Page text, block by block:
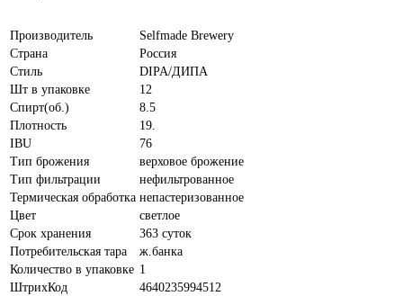
Производитель
Selfmade Brewery
Страна
Россия
Стиль
DIPA/ДИПА
Шт в упаковке
12
Спирт(об.)
8.5
Плотность
19.
IBU
76
Тип брожения
верховое брожение
Тип фильтрации
нефильтрованное
Термическая обработка непастеризованное
Цвет
светлое
Срок хранения
363 суток
Потребительская тара
ж.банка
Количество в упаковке 1
ШтрихКод
4640235994512